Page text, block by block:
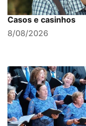
Casos e casinhos
8/08/2026